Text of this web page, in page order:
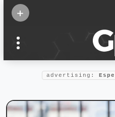
+
confianza
Foro salud
advertising: